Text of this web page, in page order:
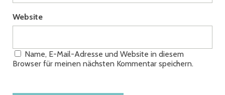
Website
Name, E-Mail-Adresse und Website in diesem
Browser für meinen nächsten Kommentar speichern.